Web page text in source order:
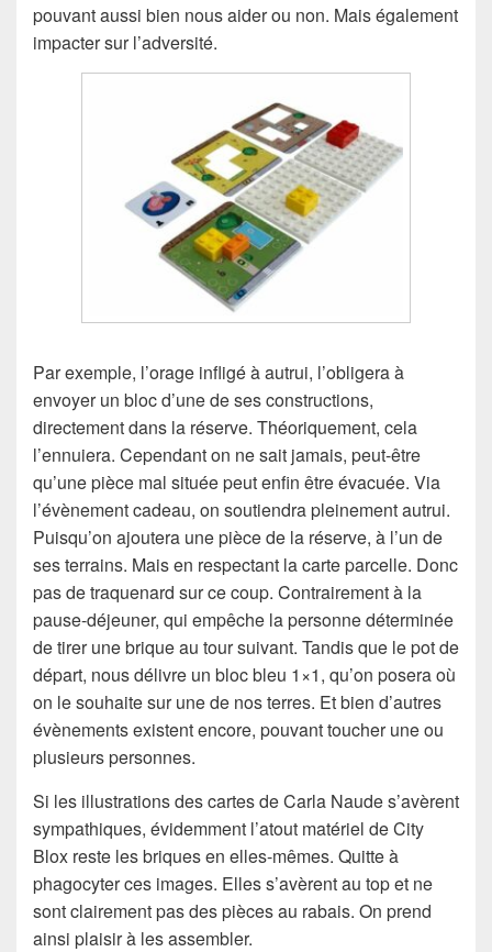
pouvant aussi bien nous aider ou non. Mais également
impacter sur l’adversité.
Par exemple, l’orage infligé à autrui, l’obligera à
envoyer un bloc d’une de ses constructions,
directement dans la réserve. Théoriquement, cela
l’ennuiera. Cependant on ne sait jamais, peut-être
qu’une pièce mal située peut enfin être évacuée. Via
l’évènement cadeau, on soutiendra pleinement autrui.
Puisqu’on ajoutera une pièce de la réserve, à l’un de
ses terrains. Mais en respectant la carte parcelle. Donc
pas de traquenard sur ce coup. Contrairement à la
pause-déjeuner, qui empêche la personne déterminée
de tirer une brique au tour suivant. Tandis que le pot de
départ, nous délivre un bloc bleu 1×1, qu’on posera où
on le souhaite sur une de nos terres. Et bien d’autres
évènements existent encore, pouvant toucher une ou
plusieurs personnes.
Si les illustrations des cartes de Carla Naude s’avèrent
sympathiques, évidemment l’atout matériel de City
Blox reste les briques en elles-mêmes. Quitte à
phagocyter ces images. Elles s’avèrent au top et ne
sont clairement pas des pièces au rabais. On prend
ainsi plaisir à les assembler.